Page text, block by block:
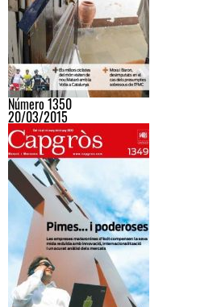
Número 1350
20/03/2015